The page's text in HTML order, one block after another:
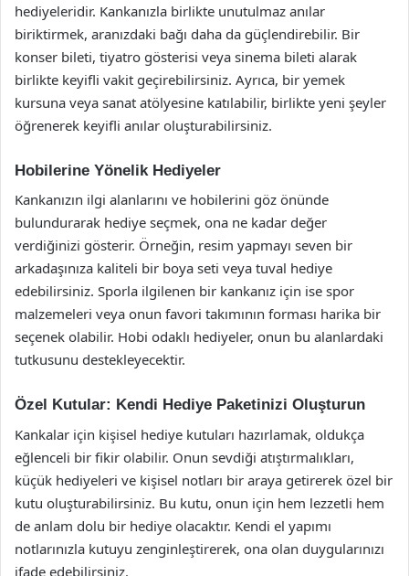
hediyeleridir. Kankanızla birlikte unutulmaz anılar
biriktirmek, aranızdaki bağı daha da güçlendirebilir. Bir
konser bileti, tiyatro gösterisi veya sinema bileti alarak
birlikte keyifli vakit geçirebilirsiniz. Ayrıca, bir yemek
kursuna veya sanat atölyesine katılabilir, birlikte yeni şeyler
öğrenerek keyifli anılar oluşturabilirsiniz.
Hobilerine Yönelik Hediyeler
Kankanızın ilgi alanlarını ve hobilerini göz önünde
bulundurarak hediye seçmek, ona ne kadar değer
verdiğinizi gösterir. Örneğin, resim yapmayı seven bir
arkadaşınıza kaliteli bir boya seti veya tuval hediye
edebilirsiniz. Sporla ilgilenen bir kankanız için ise spor
malzemeleri veya onun favori takımının forması harika bir
seçenek olabilir. Hobi odaklı hediyeler, onun bu alanlardaki
tutkusunu destekleyecektir.
Özel Kutular: Kendi Hediye Paketinizi Oluşturun
Kankalar için kişisel hediye kutuları hazırlamak, oldukça
eğlenceli bir fikir olabilir. Onun sevdiği atıştırmalıkları,
küçük hediyeleri ve kişisel notları bir araya getirerek özel bir
kutu oluşturabilirsiniz. Bu kutu, onun için hem lezzetli hem
de anlam dolu bir hediye olacaktır. Kendi el yapımı
notlarınızla kutuyu zenginleştirerek, ona olan duygularınızı
ifade edebilirsiniz.